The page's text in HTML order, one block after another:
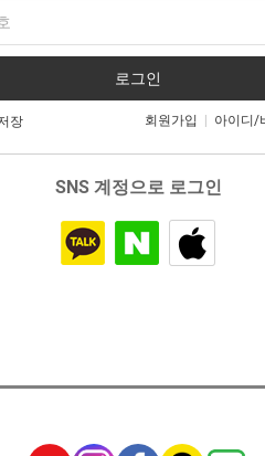
장 회원가입 아이디/
SNS 계정으로 로그인